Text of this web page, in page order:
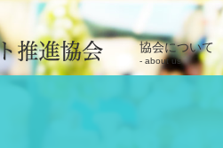
協会について
about us